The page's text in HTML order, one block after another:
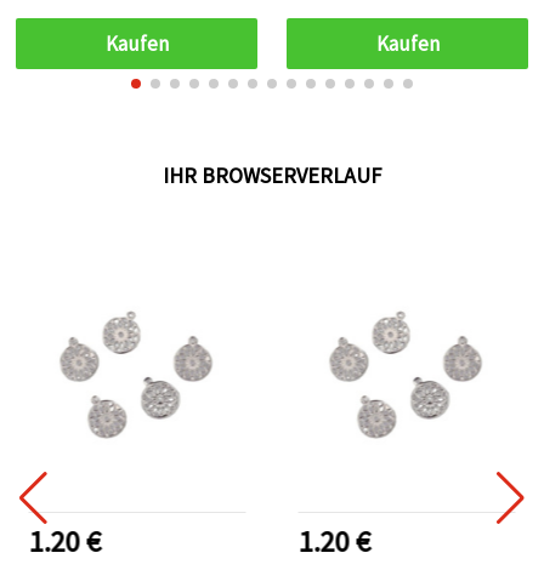
Kaufen
Kartenbasteln &
Bastelprojekte
Kaufen
IHR BROWSERVERLAUF
1.20 € 1.20 €